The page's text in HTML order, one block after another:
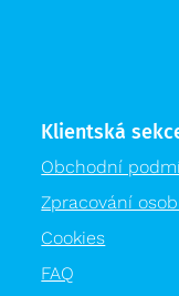
Klientská
Obchodní
Zpracování
Cookies
FAQ